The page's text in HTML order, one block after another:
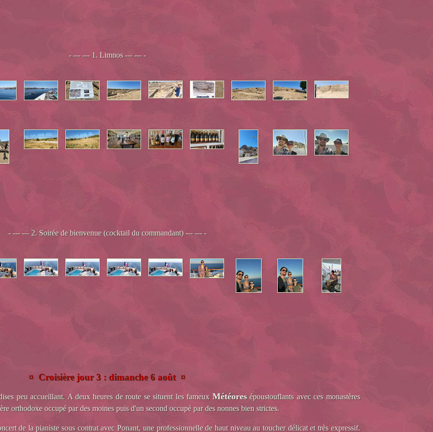
- --- --- 1. Limnos --- --- -
- --- --- 2. Soirée de bienvenue (cocktail du commandant) --- --- -
¤ Croisière jour 3 : dimanche 6 août ¤
peu accueillant. A deux heures de route se situent les fameux Météoresépoustouflants avec ces monastères
orthodoxe occupé par des moines puis d'un second occupé par des nonnes bien strictes.
de la pianiste sous contrat avec Ponant, une professionnelle de haut niveau au toucher délicat et très expressif.